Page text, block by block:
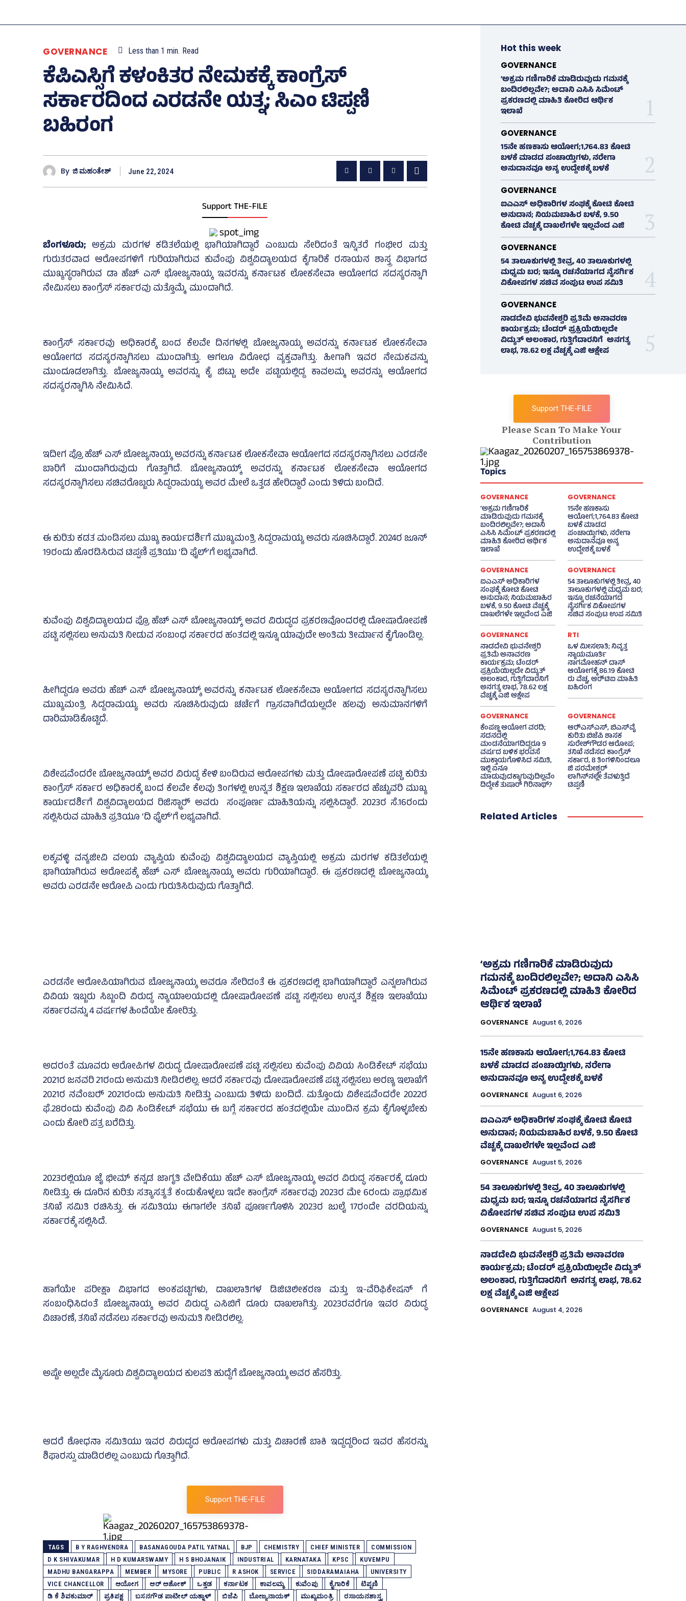
GOVERNANCE Less than 1 min. Read
ಕೆಪಿಎಸ್ಸಿಗೆ ಕಳಂಕಿತರ ನೇಮಕಕ್ಕೆ ಕಾಂಗ್ರೆಸ್‌
ಸರ್ಕಾರದಿಂದ ಎರಡನೇ ಯತ್ನ; ಸಿಎಂ ಟಿಪ್ಪಣಿ
ಬಹಿರಂಗ
By ಜಿ ಮಹಂತೇಶ್ June 22, 2024
Support THE-FILE
ಬೆಂಗಳೂರು; ಅಕ್ರಮ ಮರಗಳ ಕಡಿತಲೆಯಲ್ಲಿ ಭಾಗಿಯಾಗಿದ್ದಾರೆ ಎಂಬುದು ಸೇರಿದಂತೆ ಇನ್ನಿತರೆ ಗಂಭೀರ ಮತ್ತು
ಗುರುತರವಾದ ಆರೋಪಗಳಿಗೆ ಗುರಿಯಾಗಿರುವ ಕುವೆಂಪು ವಿಶ್ವವಿದ್ಯಾಲಯದ ಕೈಗಾರಿಕೆ ರಸಾಯನ ಶಾಸ್ತ್ರ ವಿಭಾಗದ
ಮುಖ್ಯಸ್ಥರಾಗಿರುವ ಡಾ ಹೆಚ್‌ ಎಸ್ ಭೋಜ್ಯನಾಯ್ಕ ಇವರನ್ನು ಕರ್ನಾಟಕ ಲೋಕಸೇವಾ ಆಯೋಗದ ಸದಸ್ಯರನ್ನಾಗಿ
ನೇಮಿಸಲು ಕಾಂಗ್ರೆಸ್‌ ಸರ್ಕಾರವು ಮತ್ತೊಮ್ಮೆ ಮುಂದಾಗಿದೆ.
ಕಾಂಗ್ರೆಸ್‌ ಸರ್ಕಾರವು ಅಧಿಕಾರಕ್ಕೆ ಬಂದ ಕೆಲವೇ ದಿನಗಳಲ್ಲಿ ಬೋಜ್ಯನಾಯ್ಕ ಅವರನ್ನು ಕರ್ನಾಟಕ ಲೋಕಸೇವಾ
ಆಯೋಗದ ಸದಸ್ಯರನ್ನಾಗಿಸಲು ಮುಂದಾಗಿತ್ತು. ಆಗಲೂ ವಿರೋಧ ವ್ಯಕ್ತವಾಗಿತ್ತು. ಹೀಗಾಗಿ ಇವರ ನೇಮಕವನ್ನು
ಮುಂದೂಡಲಾಗಿತ್ತು. ಬೋಜ್ಯನಾಯ್ಕ ಅವರನ್ನು ಕೈ ಬಿಟ್ಟು ಅದೇ ಪಟ್ಟಿಯಲ್ಲಿದ್ದ ಕಾವಲಮ್ಮ ಅವರನ್ನು ಆಯೋಗದ
ಸದಸ್ಯರನ್ನಾಗಿಸಿ ನೇಮಿಸಿದೆ.
ಇದೀಗ ಪ್ರೊ ಹೆಚ್‌ ಎಸ್‌ ಬೋಜ್ಯನಾಯ್ಕ ಅವರನ್ನು ಕರ್ನಾಟಕ ಲೋಕಸೇವಾ ಆಯೋಗದ ಸದಸ್ಯರನ್ನಾಗಿಸಲು ಎರಡನೇ
ಬಾರಿಗೆ ಮುಂದಾಗಿರುವುದು ಗೊತ್ತಾಗಿದೆ. ಬೋಜ್ಯನಾಯ್ಕ್ ಅವರನ್ನು ಕರ್ನಾಟಕ ಲೋಕಸೇವಾ ಆಯೋಗದ
ಸದಸ್ಯರನ್ನಾಗಿಸಲು ಸಚಿವರೊಬ್ಬರು ಸಿದ್ದರಾಮಯ್ಯ ಅವರ ಮೇಲೆ ಒತ್ತಡ ಹೇರಿದ್ದಾರೆ ಎಂದು ತಿಳಿದು ಬಂದಿದೆ.
ಈ ಕುರಿತು ಕಡತ ಮಂಡಿಸಲು ಮುಖ್ಯ ಕಾರ್ಯದರ್ಶಿಗೆ ಮುಖ್ಯಮಂತ್ರಿ ಸಿದ್ದರಾಮಯ್ಯ ಅವರು ಸೂಚಿಸಿದ್ದಾರೆ. 2024ರ ಜೂನ್‌
19ರಂದು ಹೊರಡಿಸಿರುವ ಟಿಪ್ಪಣಿ ಪ್ರತಿಯು ‘ದಿ ಫೈಲ್‌’ಗೆ ಲಭ್ಯವಾಗಿದೆ.
ಕುವೆಂಪು ವಿಶ್ವವಿದ್ಯಾಲಯದ ಪ್ರೊ ಹೆಚ್‌ ಎಸ್‌ ಬೋಜ್ಯನಾಯ್ಕ್ ಅವರ ವಿರುದ್ಧದ ಪ್ರಕರಣವೊಂದರಲ್ಲಿ ದೋಷಾರೋಪಣೆ
ಪಟ್ಟಿ ಸಲ್ಲಿಸಲು ಅನುಮತಿ ನೀಡುವ ಸಂಬಂಧ ಸರ್ಕಾರದ ಹಂತದಲ್ಲಿ ಇನ್ನೂ ಯಾವುದೇ ಅಂತಿಮ ತೀರ್ಮಾನ ಕೈಗೊಂಡಿಲ್ಲ.
ಹೀಗಿದ್ದರೂ ಅವರು ಹೆಚ್‌ ಎಸ್‌ ಬೋಜ್ಯನಾಯ್ಕ್ ಅವರನ್ನು ಕರ್ನಾಟಕ ಲೋಕಸೇವಾ ಆಯೋಗದ ಸದಸ್ಯರನ್ನಾಗಿಸಲು
ಮುಖ್ಯಮಂತ್ರಿ ಸಿದ್ದರಾಮಯ್ಯ ಅವರು ಸೂಚಿಸಿರುವುದು ಚರ್ಚೆಗೆ ಗ್ರಾಸವಾಗಿದೆಯಲ್ಲದೇ ಹಲವು ಅನುಮಾನಗಳಿಗೆ
ದಾರಿಮಾಡಿಕೊಟ್ಟಿದೆ.
ವಿಶೇಷವೆಂದರೇ ಬೋಜ್ಯನಾಯ್ಕ್ ಅವರ ವಿರುದ್ಧ ಕೇಳಿ ಬಂದಿರುವ ಆರೋಪಗಳು ಮತ್ತು ದೋಷಾರೋಪಣೆ ಪಟ್ಟಿ ಕುರಿತು
ಕಾಂಗ್ರೆಸ್‌ ಸರ್ಕಾರ ಅಧಿಕಾರಕ್ಕೆ ಬಂದ ಕೆಲವೇ ಕೆಲವು ತಿಂಗಳಲ್ಲಿ ಉನ್ನತ ಶಿಕ್ಷಣ ಇಲಾಖೆಯ ಸರ್ಕಾರದ ಹೆಚ್ಚುವರಿ ಮುಖ್ಯ
ಕಾರ್ಯದರ್ಶಿಗೆ ವಿಶ್ವವಿದ್ಯಾಲಯದ ರಿಜಿಸ್ಟ್ರಾರ್‍ ಅವರು ‌ ಸಂಪೂರ್ಣ ಮಾಹಿತಿಯನ್ನು ಸಲ್ಲಿಸಿದ್ದಾರೆ. 2023ರ ಸೆ.16ರಂದು
ಸಲ್ಲಿಸಿರುವ ಮಾಹಿತಿ ಪ್ರತಿಯೂ ‘ದಿ ಫೈಲ್‌’ಗೆ ಲಭ್ಯವಾಗಿದೆ.
ಲಕ್ಕವಳ್ಳಿ ವನ್ಯಜೀವಿ ವಲಯ ವ್ಯಾಪ್ತಿಯ ಕುವೆಂಪು ವಿಶ್ವವಿದ್ಯಾಲಯದ ವ್ಯಾಪ್ತಿಯಲ್ಲಿ ಅಕ್ರಮ ಮರಗಳ ಕಡಿತಲೆಯಲ್ಲಿ
ಭಾಗಿಯಾಗಿರುವ ಆರೋಪಕ್ಕೆ ಹೆಚ್‌ ಎಸ್‌ ಬೋಜ್ಯನಾಯ್ಕ ಅವರು ಗುರಿಯಾಗಿದ್ದಾರೆ. ಈ ಪ್ರಕರಣದಲ್ಲಿ ಬೋಜ್ಯನಾಯ್ಕ
ಅವರು ಎರಡನೇ ಆರೋಪಿ ಎಂದು ಗುರುತಿಸಿರುವುದು ಗೊತ್ತಾಗಿದೆ.
ಎರಡನೇ ಆರೋಪಿಯಾಗಿರುವ ಬೋಜ್ಯನಾಯ್ಕ ಅವರೂ ಸೇರಿದಂತೆ ಈ ಪ್ರಕರಣದಲ್ಲಿ ಭಾಗಿಯಾಗಿದ್ದಾರೆ ಎನ್ನಲಾಗಿರುವ
ವಿವಿಯ ಇಬ್ಬರು ಸಿಬ್ಬಂದಿ ವಿರುದ್ಧ ನ್ಯಾಯಾಲಯದಲ್ಲಿ ದೋಷಾರೋಪಣೆ ಪಟ್ಟಿ ಸಲ್ಲಿಸಲು ಉನ್ನತ ಶಿಕ್ಷಣ ಇಲಾಖೆಯು
ಸರ್ಕಾರವನ್ನು 4 ವರ್ಷಗಳ ಹಿಂದೆಯೇ ಕೋರಿತ್ತು.
ಅದರಂತೆ ಮೂವರು ಆರೋಪಿಗಳ ವಿರುದ್ಧ ದೋಷಾರೋಪಣೆ ಪಟ್ಟಿ ಸಲ್ಲಿಸಲು ಕುವೆಂಪು ವಿವಿಯ ಸಿಂಡಿಕೇಟ್‌ ಸಭೆಯು
2021ರ ಜನವರಿ 21ರಂದು ಅನುಮತಿ ನೀಡಿರಲಿಲ್ಲ. ಆದರೆ ಸರ್ಕಾರವು ದೋಷಾರೋಪಣೆ ಪಟ್ಟಿ ಸಲ್ಲಿಸಲು ಅರಣ್ಯ ಇಲಾಖೆಗೆ
2021ರ ನವೆಂಬರ್‍‌ 2021ರಂದು ಅನುಮತಿ ನೀಡಿತ್ತು ಎಂಬುದು ತಿಳಿದು ಬಂದಿದೆ. ಮತ್ತೊಂದು ವಿಶೇಷವೆಂದರೇ 2022ರ
ಫೆ.28ರಂದು ಕುವೆಂಪು ವಿವಿ ಸಿಂಡಿಕೇಟ್‌ ಸಭೆಯು ಈ ಬಗ್ಗೆ ಸರ್ಕಾರದ ಹಂತದಲ್ಲಿಯೇ ಮುಂದಿನ ಕ್ರಮ ಕೈಗೊಳ್ಳಬೇಕು
ಎಂದು ಕೋರಿ ಪತ್ರ ಬರೆದಿತ್ತು.
2023ರಲ್ಲಿಯೂ ಜೈ ಭೀಮ್‌ ಕನ್ನಡ ಜಾಗೃತಿ ವೇದಿಕೆಯು ಹೆಚ್‌ ಎಸ್‌ ಬೋಜ್ಯನಾಯ್ಕ ಅವರ ವಿರುದ್ಧ ಸರ್ಕಾರಕ್ಕೆ ದೂರು
ನೀಡಿತ್ತು. ಈ ದೂರಿನ ಕುರಿತು ಸತ್ಯಾಸತ್ಯತೆ ಕಂಡುಕೊಳ್ಳಲು ಇದೇ ಕಾಂಗ್ರೆಸ್‌ ಸರ್ಕಾರವು 2023ರ ಮೇ 6ರಂದು ಪ್ರಾಥಮಿಕ
ತನಿಖೆ ಸಮಿತಿ ರಚಿಸಿತ್ತು. ಈ ಸಮಿತಿಯು ಈಗಾಗಲೇ ತನಿಖೆ ಪೂರ್ಣಗೊಳಿಸಿ 2023ರ ಜುಲೈ 17ರಂದೇ ವರದಿಯನ್ನು
ಸರ್ಕಾರಕ್ಕೆ ಸಲ್ಲಿಸಿದೆ.
ಹಾಗೆಯೇ ಪರೀಕ್ಷಾ ವಿಭಾಗದ ಅಂಕಪಟ್ಟಿಗಳು, ದಾಖಲಾತಿಗಳ ಡಿಜಿಟಿಲೀಕರಣ ಮತ್ತು ಇ-ವೆರಿಫಿಕೇಷನ್ ಗೆ
ಸಂಬಂಧಿಸಿದಂತೆ ಬೋಜ್ಯನಾಯ್ಕ ಅವರ ವಿರುದ್ಧ ಎಸಿಬಿಗೆ ದೂರು ದಾಖಲಾಗಿತ್ತು. 2023ರವರೆಗೂ ಇವರ ವಿರುದ್ಧ
ವಿಚಾರಣೆ, ತನಿಖೆ ನಡೆಸಲು ಸರ್ಕಾರವು ಅನುಮತಿ ನೀಡಿರಲಿಲ್ಲ.
ಅಷ್ಟೇ ಅಲ್ಲದೇ ಮೈಸೂರು ವಿಶ್ವವಿದ್ಯಾಲಯದ ಕುಲಪತಿ ಹುದ್ದೆಗೆ ಬೋಜ್ಯನಾಯ್ಕ ಅವರ ಹೆಸರಿತ್ತು.
ಆದರೆ ಶೋಧನಾ ಸಮಿತಿಯು ಇವರ ವಿರುದ್ಧದ ಆರೋಪಗಳು ಮತ್ತು ವಿಚಾರಣೆ ಬಾಕಿ ಇದ್ದದ್ದರಿಂದ ಇವರ ಹೆಸರನ್ನು
ಶಿಫಾರಸ್ಸು ಮಾಡಿರಲಿಲ್ಲ ಎಂಬುದು ಗೊತ್ತಾಗಿದೆ.
Support THE-FILE
TAGS B Y RAGHVENDRA BASANAGOUDA PATIL YATNAL BJP CHEMISTRY CHIEF MINISTER
COMMISSION
D K SHIVAKUMAR
H D KUMARSWAMY H S BHOJANAIK INDUSTRIAL KARNATAKA KPSC
KUVEMPU
MADHU BANGARAPPA
MEMBER MYSORE PUBLIC R ASHOK SERVICE SIDDARAMAIAHA
UNIVERSITY
VICE CHANCELLOR
ಆಯೋಗ ಆರ್‌ ಅಶೋಕ್‌ ಒತ್ತಡ ಕರ್ನಾಟಕ ಕಾವಲಮ್ಮ ಕುವೆಂಪು ಕೈಗಾರಿಕೆ
ಟಿಪ್ಪಣಿ
ಡಿ ಕೆ ಶಿವಕುಮಾರ್
ಪ್ರತಿಪಕ್ಷ ಬಸನಗೌಡ ಪಾಟೀಲ್‌ ಯತ್ನಾಳ್‌ ಬಿಜೆಪಿ ಬೋಜ್ಯನಾಯಕ್ ಮುಖ್ಯಮಂತ್ರಿ ರಸಾಯನಶಾಸ್ತ್ರ
Hot this week
GOVERNANCE
‘ಅಕ್ರಮ ಗಣಿಗಾರಿಕೆ ಮಾಡಿರುವುದು ಗಮನಕ್ಕೆ
ಬಂದಿರಲಿಲ್ಲವೇ?; ಅದಾನಿ ಎಸಿಸಿ ಸಿಮೆಂಟ್
ಪ್ರಕರಣದಲ್ಲಿ ಮಾಹಿತಿ ಕೋರಿದ ಆರ್ಥಿಕ
ಇಲಾಖೆ
GOVERNANCE
15ನೇ ಹಣಕಾಸು ಆಯೋಗ;1,764.83 ಕೋಟಿ
ಬಳಕೆ ಮಾಡದ ಪಂಚಾಯ್ತಿಗಳು, ನರೇಗಾ
ಅನುದಾನವೂ ಅನ್ಯ ಉದ್ದೇಶಕ್ಕೆ ಬಳಕೆ
GOVERNANCE
ಐಎಎಸ್‌ ಅಧಿಕಾರಿಗಳ ಸಂಘಕ್ಕೆ ಕೋಟಿ ಕೋಟಿ
ಅನುದಾನ; ನಿಯಮಬಾಹಿರ ಬಳಕೆ, 9.50
ಕೋಟಿ ವೆಚ್ಚಕ್ಕೆ ದಾಖಲೆಗಳೇ ಇಲ್ಲವೆಂದ ಎಜಿ
GOVERNANCE
54 ತಾಲೂಕುಗಳಲ್ಲಿ ತೀವ್ರ, 40 ತಾಲೂಕುಗಳಲ್ಲಿ
ಮಧ್ಯಮ ಬರ; ಇನ್ನೂ ರಚನೆಯಾಗದ ನೈಸರ್ಗಿಕ
ವಿಕೋಪಗಳ ಸಚಿವ ಸಂಪುಟ ಉಪ ಸಮಿತಿ
GOVERNANCE
ನಾಡದೇವಿ ಭುವನೇಶ್ವರಿ ಪ್ರತಿಮೆ ಅನಾವರಣ
ಕಾರ್ಯಕ್ರಮ; ಟೆಂಡರ್ ಪ್ರಕ್ರಿಯೆಯಿಲ್ಲದೇ
ವಿದ್ಯುತ್‌ ಅಲಂಕಾರ, ಗುತ್ತಿಗೆದಾರನಿಗೆ ಅನಗತ್ಯ
ಲಾಭ, 78.62 ಲಕ್ಷ ವೆಚ್ಚಕ್ಕೆ ಎಜಿ ಆಕ್ಷೇಪ
Support THE-FILE
Please Scan To Make Your
Contribution
Topics
GOVERNANCE
‘ಅಕ್ರಮ ಗಣಿಗಾರಿಕೆ
ಮಾಡಿರುವುದು ಗಮನಕ್ಕೆ
ಬಂದಿರಲಿಲ್ಲವೇ?; ಅದಾನಿ
ಎಸಿಸಿ ಸಿಮೆಂಟ್ ಪ್ರಕರಣದಲ್ಲಿ
ಮಾಹಿತಿ ಕೋರಿದ ಆರ್ಥಿಕ
ಇಲಾಖೆ
GOVERNANCE
15ನೇ ಹಣಕಾಸು
ಆಯೋಗ;1,764.83 ಕೋಟಿ
ಬಳಕೆ ಮಾಡದ
ಪಂಚಾಯ್ತಿಗಳು, ನರೇಗಾ
ಅನುದಾನವೂ ಅನ್ಯ
ಉದ್ದೇಶಕ್ಕೆ ಬಳಕೆ
GOVERNANCE
ಐಎಎಸ್‌ ಅಧಿಕಾರಿಗಳ
ಸಂಘಕ್ಕೆ ಕೋಟಿ ಕೋಟಿ
ಅನುದಾನ; ನಿಯಮಬಾಹಿರ
ಬಳಕೆ, 9.50 ಕೋಟಿ ವೆಚ್ಚಕ್ಕೆ
ದಾಖಲೆಗಳೇ ಇಲ್ಲವೆಂದ ಎಜಿ
GOVERNANCE
54 ತಾಲೂಕುಗಳಲ್ಲಿ ತೀವ್ರ, 40
ತಾಲೂಕುಗಳಲ್ಲಿ ಮಧ್ಯಮ ಬರ;
ಇನ್ನೂ ರಚನೆಯಾಗದ
ನೈಸರ್ಗಿಕ ವಿಕೋಪಗಳ
ಸಚಿವ ಸಂಪುಟ ಉಪ ಸಮಿತಿ
GOVERNANCE
ನಾಡದೇವಿ ಭುವನೇಶ್ವರಿ
ಪ್ರತಿಮೆ ಅನಾವರಣ
ಕಾರ್ಯಕ್ರಮ; ಟೆಂಡರ್
ಪ್ರಕ್ರಿಯೆಯಿಲ್ಲದೇ ವಿದ್ಯುತ್‌
ಅಲಂಕಾರ, ಗುತ್ತಿಗೆದಾರನಿಗೆ
ಅನಗತ್ಯ ಲಾಭ, 78.62 ಲಕ್ಷ
ವೆಚ್ಚಕ್ಕೆ ಎಜಿ ಆಕ್ಷೇಪ
RTI
ಒಳ ಮೀಸಲಾತಿ; ನಿವೃತ್ತ
ನ್ಯಾಯಮೂರ್ತಿ
ನಾಗಮೋಹನ್ ದಾಸ್
ಆಯೋಗಕ್ಕೆ 86.19 ಕೋಟಿ
ರು ವೆಚ್ಚ, ಆರ್‍‌ಟಿಐ ಮಾಹಿತಿ
ಬಹಿರಂಗ
GOVERNANCE
ಕೆಂಪಣ್ಣ ಆಯೋಗ ವರದಿ;
ಸದನದಲ್ಲಿ
ಮಂಡನೆಯಾಗದಿದ್ದರೂ 9
ವರ್ಷದ ಬಳಿಕ ಭರವಸೆ
ಮುಕ್ತಾಯಗೊಳಿಸಿದ ಸಮಿತಿ,
ಇಲ್ಲಿ ಏನೂ
ಮಾಡುವುದಕ್ಕಾಗುವುದಿಲ್ಲವೆಂ
ದಿದ್ದೇಕೆ ತುಷಾರ್ ಗಿರಿನಾಥ್?
GOVERNANCE
ಆರ್‍‌ಎಸ್‌ಎಸ್‌, ಬಿಎಸ್‌ವೈ
ಕುರಿತು ಬಿಜೆಪಿ ಶಾಸಕ
ಸುರೇಶ್‌ಗೌಡರ ಆರೋಪ;
ತನಿಖೆ ನಡೆಸದ ಕಾಂಗ್ರೆಸ್‌
ಸರ್ಕಾರ, 8 ತಿಂಗಳಿನಿಂದಲೂ
ಜಿ ಪರಮೇಶ್ವರ್
ಲಾಗಿನ್‌ನಲ್ಲೇ ತೆವಳುತ್ತಿದೆ
ಟಿಪ್ಪಣಿ
Related Articles
‘ಅಕ್ರಮ ಗಣಿಗಾರಿಕೆ ಮಾಡಿರುವುದು
ಗಮನಕ್ಕೆ ಬಂದಿರಲಿಲ್ಲವೇ?; ಅದಾನಿ ಎಸಿಸಿ
ಸಿಮೆಂಟ್ ಪ್ರಕರಣದಲ್ಲಿ ಮಾಹಿತಿ ಕೋರಿದ
ಆರ್ಥಿಕ ಇಲಾಖೆ
GOVERNANCE August 6, 2026
15ನೇ ಹಣಕಾಸು ಆಯೋಗ;1,764.83 ಕೋಟಿ
ಬಳಕೆ ಮಾಡದ ಪಂಚಾಯ್ತಿಗಳು, ನರೇಗಾ
ಅನುದಾನವೂ ಅನ್ಯ ಉದ್ದೇಶಕ್ಕೆ ಬಳಕೆ
GOVERNANCE August 6, 2026
ಐಎಎಸ್‌ ಅಧಿಕಾರಿಗಳ ಸಂಘಕ್ಕೆ ಕೋಟಿ ಕೋಟಿ
ಅನುದಾನ; ನಿಯಮಬಾಹಿರ ಬಳಕೆ, 9.50 ಕೋಟಿ
ವೆಚ್ಚಕ್ಕೆ ದಾಖಲೆಗಳೇ ಇಲ್ಲವೆಂದ ಎಜಿ
GOVERNANCE August 5, 2026
54 ತಾಲೂಕುಗಳಲ್ಲಿ ತೀವ್ರ, 40 ತಾಲೂಕುಗಳಲ್ಲಿ
ಮಧ್ಯಮ ಬರ; ಇನ್ನೂ ರಚನೆಯಾಗದ ನೈಸರ್ಗಿಕ
ವಿಕೋಪಗಳ ಸಚಿವ ಸಂಪುಟ ಉಪ ಸಮಿತಿ
GOVERNANCE August 5, 2026
ನಾಡದೇವಿ ಭುವನೇಶ್ವರಿ ಪ್ರತಿಮೆ ಅನಾವರಣ
ಕಾರ್ಯಕ್ರಮ; ಟೆಂಡರ್ ಪ್ರಕ್ರಿಯೆಯಿಲ್ಲದೇ ವಿದ್ಯುತ್‌
ಅಲಂಕಾರ, ಗುತ್ತಿಗೆದಾರನಿಗೆ ಅನಗತ್ಯ ಲಾಭ, 78.62
ಲಕ್ಷ ವೆಚ್ಚಕ್ಕೆ ಎಜಿ ಆಕ್ಷೇಪ
GOVERNANCE August 4, 2026